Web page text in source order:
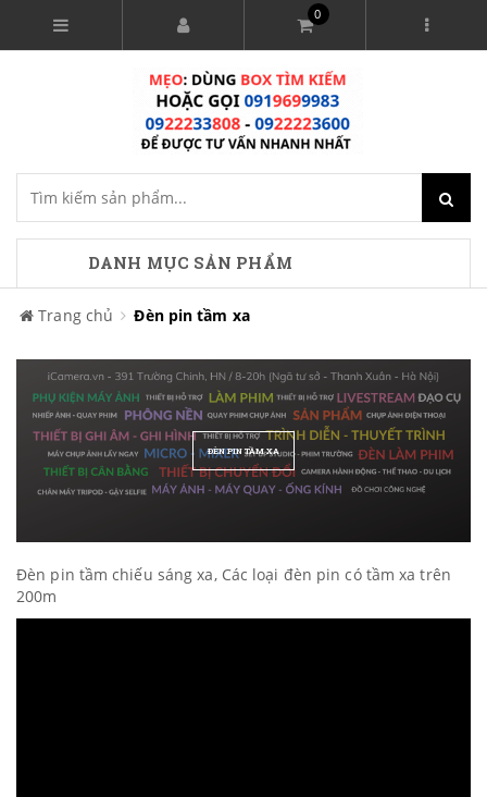
0
DANH MỤC SẢN PHẨM
Trang chủ Đèn pin tầm xa
ĐÈN PIN TẦM XA
Đèn pin tầm chiếu sáng xa, Các loại đèn pin có tầm xa trên
200m